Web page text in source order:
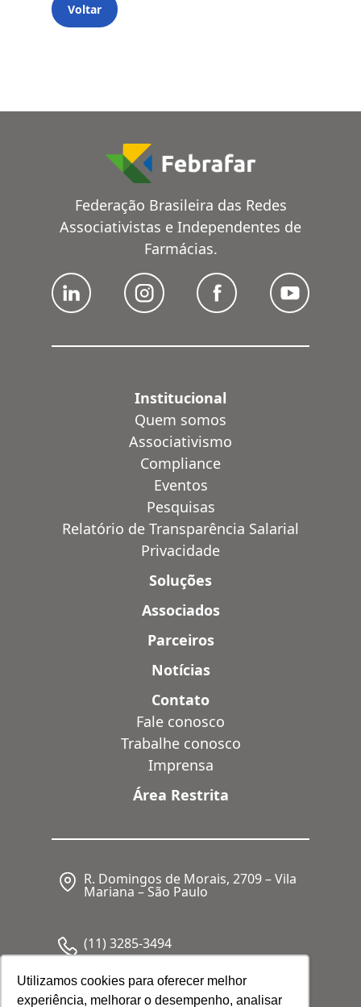
Utilizamos cookies para oferecer melhor
experiência, melhorar o desempenho, analisar
Voltar
Federação Brasileira das Redes
Associativistas e Independentes de
Farmácias.
Institucional
Quem somos
Associativismo
Compliance
Eventos
Pesquisas
Relatório de Transparência Salarial
Privacidade
Soluções
Associados
Parceiros
Notícias
Contato
Fale conosco
Trabalhe conosco
Imprensa
Área Restrita
R. Domingos de Morais, 2709 – Vila
Mariana – São Paulo
(11) 3285-3494